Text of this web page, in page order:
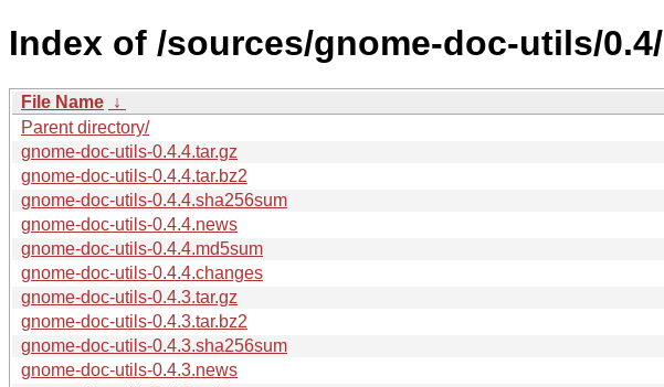
Index of /sources/gnome-doc-utils/0.4/
File Name ↓
Parent directory/
gnome-doc-utils-0.4.4.tar.gz
gnome-doc-utils-0.4.4.tar.bz2
gnome-doc-utils-0.4.4.sha256sum
gnome-doc-utils-0.4.4.news
gnome-doc-utils-0.4.4.md5sum
gnome-doc-utils-0.4.4.changes
gnome-doc-utils-0.4.3.tar.gz
gnome-doc-utils-0.4.3.tar.bz2
gnome-doc-utils-0.4.3.sha256sum
gnome-doc-utils-0.4.3.news